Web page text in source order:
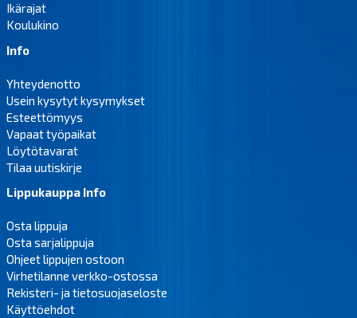
Ikärajat
Koulukino
Info
Yhteydenotto
Usein kysytyt kysymykset
Esteettömyys
Vapaat työpaikat
Löytötavarat
Tilaa uutiskirje
Lippukauppa Info
Osta lippuja
Osta sarjalippuja
Ohjeet lippujen ostoon
Virhetilanne verkko-ostossa
Rekisteri- ja tietosuojaseloste
Käyttöehdot